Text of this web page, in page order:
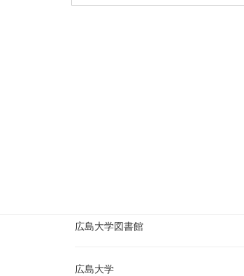
広島大学図書館
広島大学